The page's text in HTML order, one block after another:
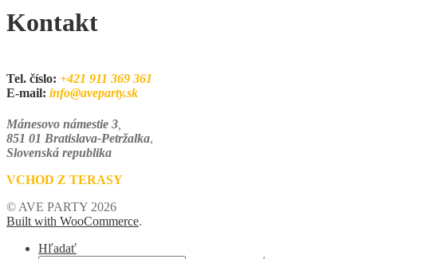
Kontakt
Tel. číslo: +421 911 369 361
E-mail: info@aveparty.sk
Mánesovo námestie 3
851 01 Bratislava-Petržalka,
Slovenská republika
VCHOD Z TERASY
© AVE PARTY 2026
Built with WooCommerce.
Hľadať